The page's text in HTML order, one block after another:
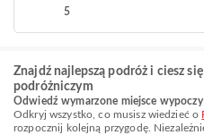
5
Znajdź najlepszą podróż i ciesz
podróżniczym
Odwiedź wymarzone miejsce
Odkryj wszystko, co musisz wiedzieć o
rozpocznij kolejną przygodę.